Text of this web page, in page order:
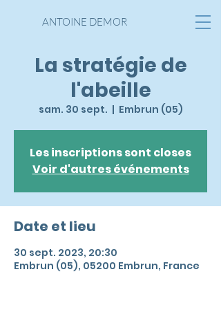
ANTOINE DEMOR
La stratégie de
l'abeille
sam. 30 sept.
  |
Embrun (05)
Les inscriptions sont closes
Voir d'autres événements
Date et lieu
30 sept. 2023, 20:30
Embrun (05), 05200 Embrun, France